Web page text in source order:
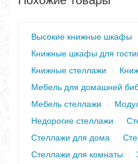
Высокие книжные шкафы
Книжные шкафы для
Книжные стеллажи
Мебель для домашней
Мебель стеллажи
Недорогие стеллажи
Стеллажи для дома
Стеллажи для комнаты